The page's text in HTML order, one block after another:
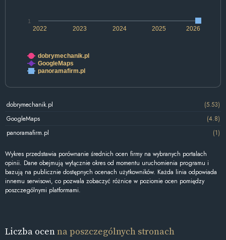
2022 2024 2026
2023 2025
1
dobrymechanik.pl
GoogleMaps
panoramafirm.pl
dobrymechanik.pl
(5.53)
GoogleMaps
(4.8)
panoramafirm.pl
(1)
Wykres przedstawia porównanie średnich ocen firmy na wybranych portalach
opinii. Dane obejmują wyłącznie okres od momentu uruchomienia programu i
bazują na publicznie dostępnych ocenach użytkowników. Każda linia odpowiada
innemu serwisowi, co pozwala zobaczyć różnice w poziomie ocen pomiędzy
poszczególnymi platformami.
Liczba ocenna poszczególnych stronach